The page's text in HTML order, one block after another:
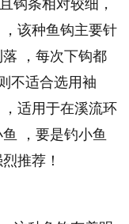
钩条相对较细，
该种鱼钩主要针
，每次下钩都
不适合选用袖
适用于在溪流环
，要是钓小鱼
推荐！